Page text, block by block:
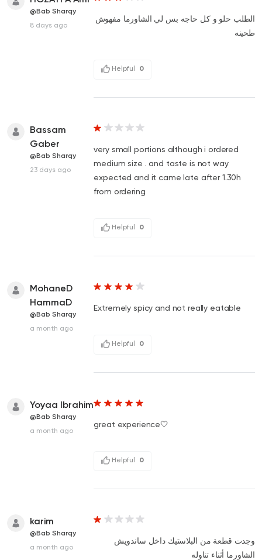
@Bab Sharqy
8 days ago
الطلب حلو و كل حاجه بس لي الشاورما مفهوش
طحينه
Helpful 0
Bassam
Gaber
@Bab Sharqy
23 days ago
very small portions although i ordered
medium size . and taste is not way
expected and it came late after 1.30h
from ordering
Helpful 0
MohaneD
HammaD
@Bab Sharqy
a month ago
Extremely spicy and not really eatable
Helpful 0
Yoyaa Ibrahim
@Bab Sharqy
a month ago
great experience🤍
Helpful 0
karim
@Bab Sharqy
a month ago
وجدت قطعة من البلاستيك داخل ساندويش
الشاورما أثناء تناوله